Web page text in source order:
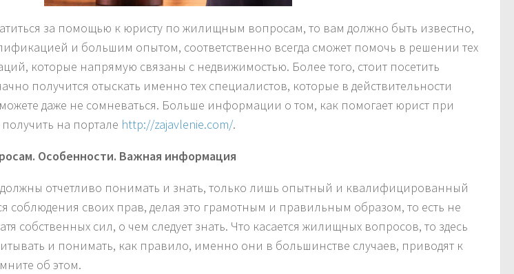
за помощью к юристу по жилищным вопросам, то вам должно быть известно,
и большим опытом, соответственно всегда сможет помочь в решении тех
которые напрямую связаны с недвижимостью. Более того, стоит посетить
получится отыскать именно тех специалистов, которые в действительности
даже не сомневаться. Больше информации о том, как помогает юрист при
на портале http://zajavlenie.com/.
Особенности. Важная информация
отчетливо понимать и знать, только лишь опытный и квалифицированный
соблюдения своих прав, делая это грамотным и правильным образом, то есть не
собственных сил, о чем следует знать. Что касается жилищных вопросов, то здесь
и понимать, как правило, именно они в большинстве случаев, приводят к
об этом.